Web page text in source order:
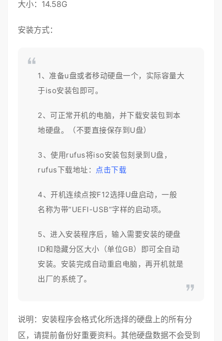
大小：14.58G
安装方式：
1、准备u盘或者移动硬盘一个，实际容量大
于iso安装包即可。
2、可正常开机的电脑，并下载安装包到本
地硬盘。（不要直接保存到U盘）
3、使用rufus将iso安装包刻录到U盘，
rufus下载地址：
点击下载
4、开机连续点按F12选择U盘启动，一般
名称为带“UEFI-USB”字样的启动项。
5、进入安装程序后，输入需要安装的硬盘
ID和隐藏分区大小（单位GB）即可全自动
安装。安装完成自动重启电脑，再开机就是
出厂的系统了。
说明：安装程序会格式化所选择的硬盘上的所有分
区，请提前备份好重要资料。其他硬盘数据不会受到